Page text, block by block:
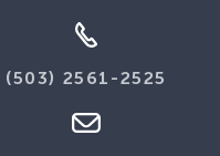
(503) 2561-2525